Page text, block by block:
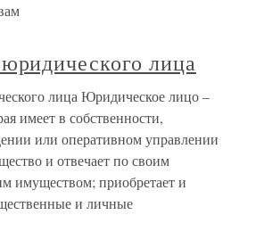
лица
лица Юридическое лицо –
имеет в собственности,
или оперативном управлении
и отвечает по своим
имуществом; приобретает и
и личные